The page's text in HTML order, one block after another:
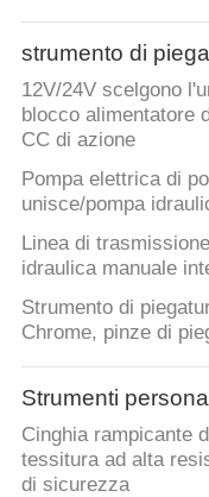
strumento di
12V/24V scelgono
blocco alimentatore
CC di azione
Pompa elettrica di
unisce/pompa
Linea di
idraulica manuale
Strumento di
Chrome, pinze di
Strumenti
Cinghia rampicante
tessitura ad alta
di sicurezza